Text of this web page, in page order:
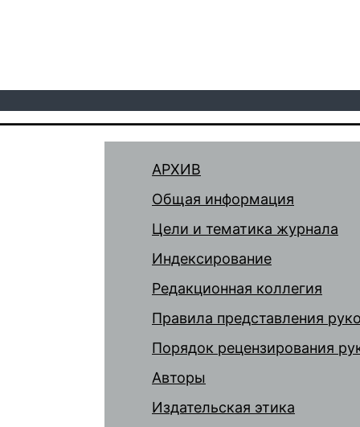
АРХИВ
Общая информация
Цели и тематика журнала
Индексирование
Редакционная коллегия
Правила представления
Порядок рецензирования
Авторы
Издательская этика